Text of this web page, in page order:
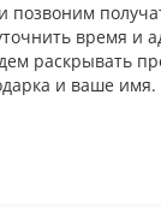
позвоним
время и
раскрывать
и ваше имя.